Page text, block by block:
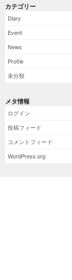
カテゴリー
Diary
Event
News
Profile
未分類
メタ情報
ログイン
投稿フィード
コメントフィード
WordPress.org